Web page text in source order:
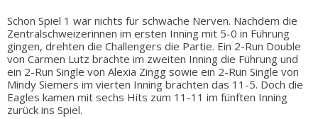
Schon Spiel 1 war nichts für schwache Nerven. Nachdem die
Zentralschweizerinnen im ersten Inning mit 5-0 in Führung
gingen, drehten die Challengers die Partie. Ein 2-Run Double
von Carmen Lutz brachte im zweiten Inning die Führung und
ein 2-Run Single von Alexia Zingg sowie ein 2-Run Single von
Mindy Siemers im vierten Inning brachten das 11-5. Doch die
Eagles kamen mit sechs Hits zum 11-11 im fünften Inning
zurück ins Spiel.